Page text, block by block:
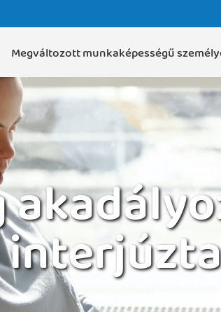
Megváltozott munkaképességű